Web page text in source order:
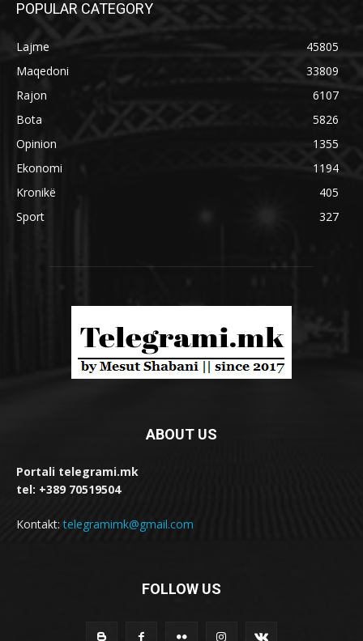
POPULAR CATEGORY
Lajme
45805
Maqedoni
33809
Rajon
6107
Bota
5826
Opinion
1355
Ekonomi
1194
Kronikë
405
Sport
327
ABOUT US
Portali telegrami.mk
tel: +389 70519504
Kontakt:telegramimk@gmail.com
FOLLOW US